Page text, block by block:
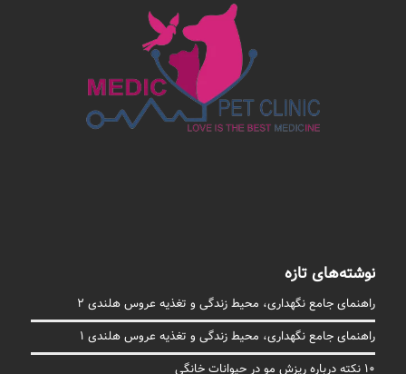
نوشته‌های تازه
راهنمای جامع نگهداری، محیط زندگی و تغذیه عروس هلندی 2
راهنمای جامع نگهداری، محیط زندگی و تغذیه عروس هلندی 1
10 نکته درباره ریزش مو در حیوانات خانگی